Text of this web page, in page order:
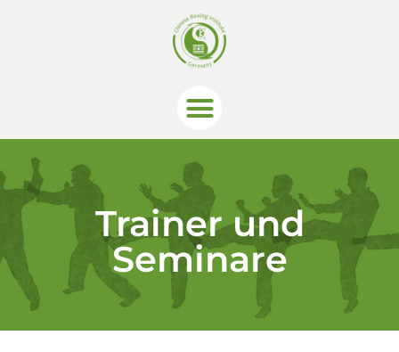
Trainer und
Seminare